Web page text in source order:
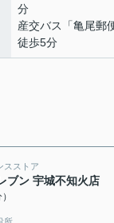
分
産交バス「亀尾郵
徒歩5分
スストア
ブン 宇城不知火店